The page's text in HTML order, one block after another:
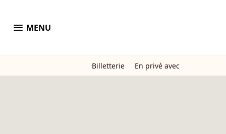
menu MENU
Billetterie En privé avec